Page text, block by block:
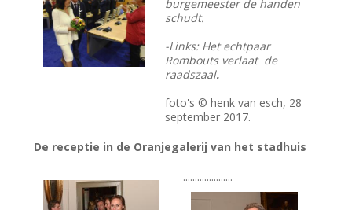
burgemeester de handen
schudt.
-Links: Het echtpaar
Rombouts verlaat de
raadszaal.
foto's © henk van esch, 28
september 2017.
De receptie in de Oranjegalerij van het stadhuis
.....................